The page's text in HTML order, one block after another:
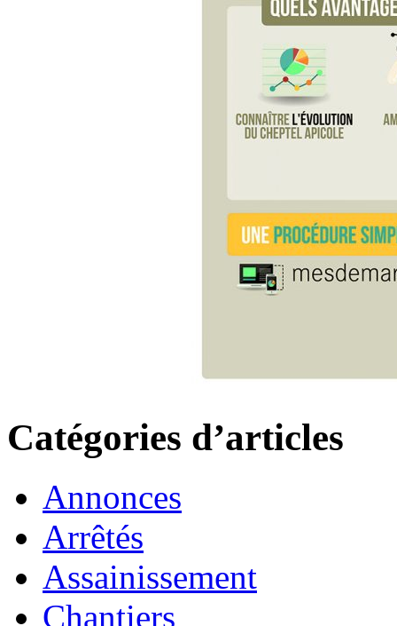
Catégories d’articles
Annonces
Arrêtés
Assainissement
Chantiers